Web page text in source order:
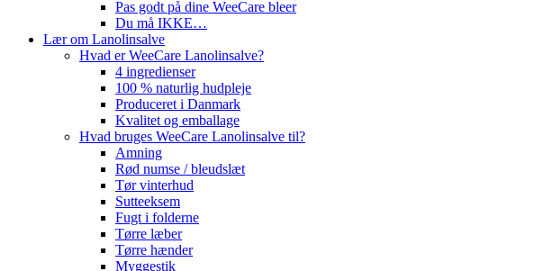
Pas godt på dine WeeCare bleer
Du må IKKE…
Lær om Lanolinsalve
Hvad er WeeCare Lanolinsalve?
4 ingredienser
100 % naturlig hudpleje
Produceret i Danmark
Kvalitet og emballage
Hvad bruges WeeCare Lanolinsalve til?
Amning
Rød numse / bleudslæt
Tør vinterhud
Sutteeksem
Fugt i folderne
Tørre læber
Tørre hænder
Myggestik